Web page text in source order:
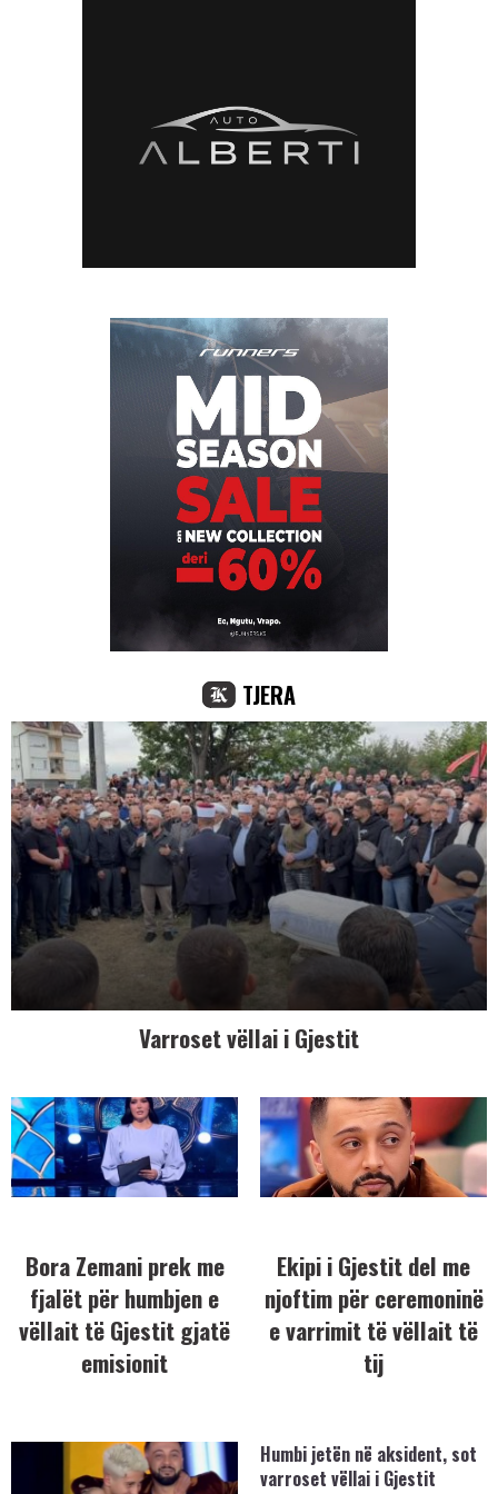
TJERA
Varroset vëllai i Gjestit
Bora Zemani prek me
fjalët për humbjen e
vëllait të Gjestit gjatë
emisionit
Ekipi i Gjestit del me
njoftim për ceremoninë
e varrimit të vëllait të
tij
Humbi jetën në aksident, sot
varroset vëllai i Gjestit